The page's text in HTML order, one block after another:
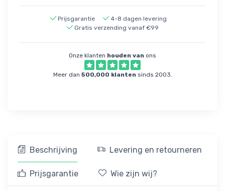
Prijsgarantie
4-8 dagen levering
Gratis verzending vanaf €99
Onze klanten houden van ons
Meer dan 500,000 klanten sinds 2003.
Beschrijving Levering en retourneren
Prijsgarantie Wie zijn wij?